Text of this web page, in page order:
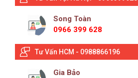
Song Toàn
0966 399 628
Tư Vấn HCM - 0988866196
Gia Bảo